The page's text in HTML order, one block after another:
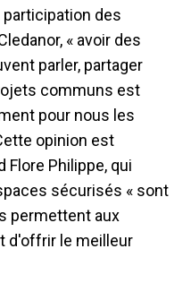
des
« avoir des
parler, partager
communs est
pour nous les
opinion est
Flore Philippe, qui
sécurisés « sont
permettent aux
d'offrir le meilleur